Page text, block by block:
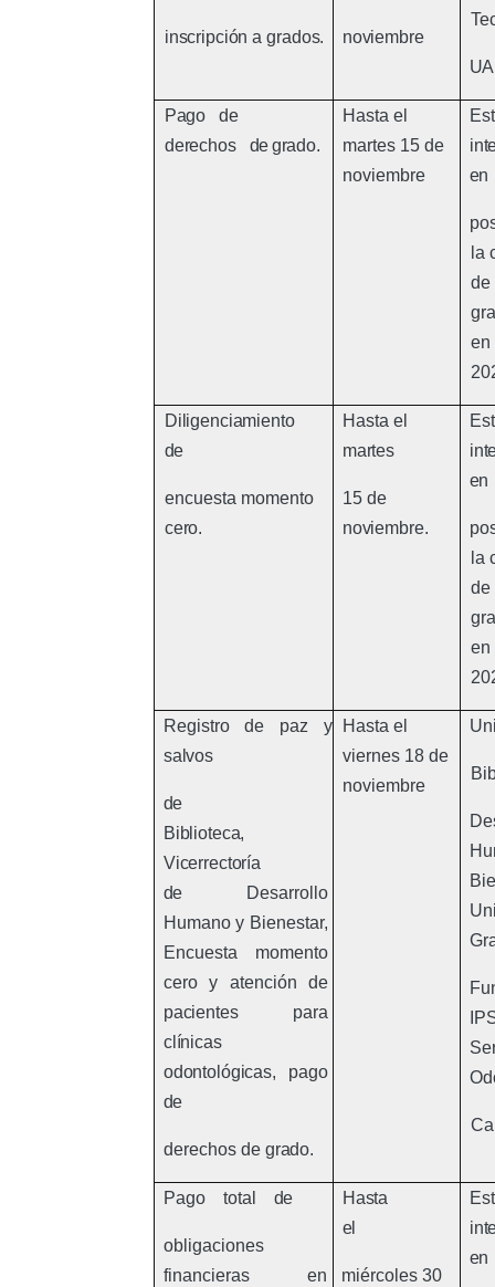
inscripción a grados. noviembre
Pago
de
derechos
degrado.
Hasta el
martes 15 de
noviembre
en
la
de
en
Diligenciamiento
de
encuesta momento
cero.
Hasta el
martes
15 de
noviembre.
en
la
de
en
Registro de paz y
salvos
de
Biblioteca,
Vicerrectoría
de
Desarrollo
Humano y Bienestar,
Encuesta momento
cero y atenciónde
pacientes
para
clínicas
odontológicas,
pago
de
derechos de grado.
Hasta el
viernes 18 de
noviembre
Pago total de
obligaciones
financieras en
Hasta
el
miércoles 30
en